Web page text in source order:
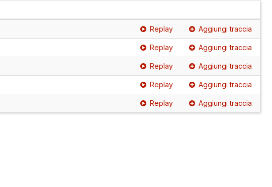
Replay Aggiungi traccia
Replay Aggiungi traccia
Replay Aggiungi traccia
Replay Aggiungi traccia
Replay Aggiungi traccia